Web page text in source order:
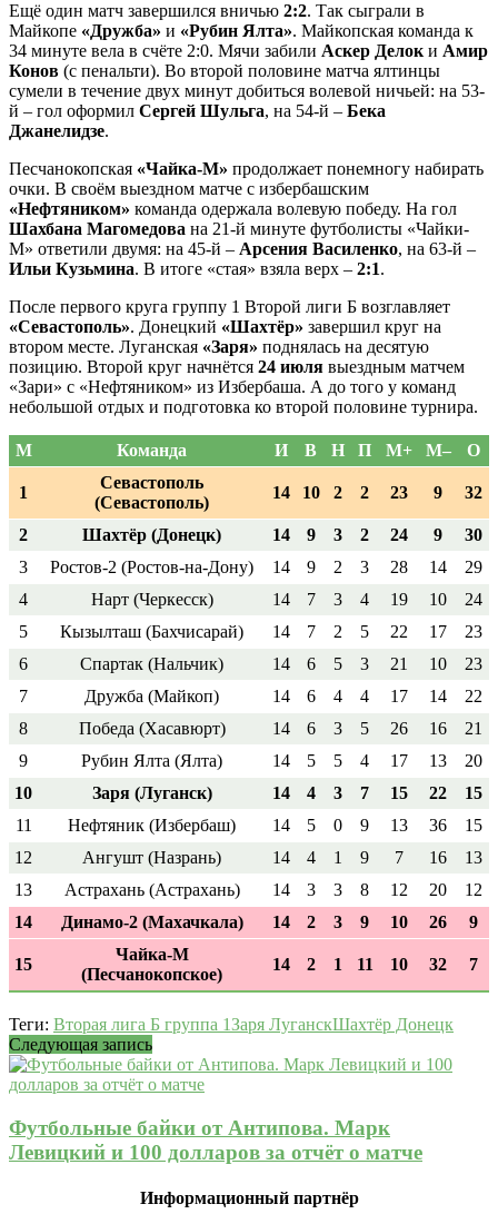
Ещё один матч завершился вничью 2:2. Так сыграли в
Майкопе «Дружба» и «Рубин Ялта». Майкопская команда к
34 минуте вела в счёте 2:0. Мячи забили Аскер Делоки Амир
Конов (с пенальти). Во второй половине матча ялтинцы
сумели в течение двух минут добиться волевой ничьей: на 53-
й – гол оформил Сергей Шульга, на 54-й – Бека
Джанелидзе.
Песчанокопская «Чайка-М» продолжает понемногу набирать
очки. В своём выездном матче с избербашским
«Нефтяником» команда одержала волевую победу. На гол
Шахбана Магомедова на 21-й минуте футболисты «Чайки-
М» ответили двумя: на 45-й – Арсения Василенко, на 63-й –
Ильи Кузьмина. В итоге «стая» взяла верх – 2:1.
После первого круга группу 1 Второй лиги Б возглавляет
«Севастополь». Донецкий «Шахтёр» завершил круг на
втором месте. Луганская «Заря» поднялась на десятую
позицию. Второй круг начнётся 24 июля выездным матчем
«Зари» с «Нефтяником» из Избербаша. А до того у команд
небольшой отдых и подготовка ко второй половине турнира.
М Команда И В Н П М+ М– О
1
Севастополь
(Севастополь)
14 10 2 2 23 9 32
2 Шахтёр (Донецк) 14 9 3 2 24 9
30
3
Ростов-2 (Ростов-на-Дону) 14 9 2 3 28 14
29
4
Нарт (Черкесск) 14 7 3 4 19 10
24
5
Кызылташ (Бахчисарай) 14 7 2 5 22 17
23
6
Спартак (Нальчик) 14 6 5 3 21 10
23
7
Дружба (Майкоп) 14 6 4 4 17 14
22
8
Победа (Хасавюрт) 14 6 3 5 26 16
21
9
Рубин Ялта (Ялта) 14 5 5 4 17 13
20
10
Заря (Луганск) 14 4 3 7 15 22
15
11
Нефтяник (Избербаш) 14 5 0 9 13 36
15
12
Ангушт (Назрань) 14 4 1 9 7 16
13
13
Астрахань (Астрахань) 14 3 3 8 12 20
12
14
Динамо-2 (Махачкала) 14 2 3 9 10 26 9
15
Чайка-М
(Песчанокопское)
14 2 1 11 10 32 7
Теги: Вторая лига Б группа 1Заря ЛуганскШахтёр Донецк
Следующая запись
Футбольные байки от Антипова. Марк
Левицкий и 100 долларов за отчёт о матче
Информационный партнёр